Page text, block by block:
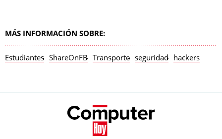
MÁS INFORMACIÓN SOBRE:
Estudiantes ShareOnFB Transporte seguridad hackers